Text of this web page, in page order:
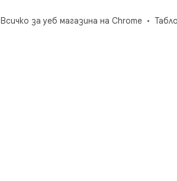
Всичко за уеб магазина на Chrome